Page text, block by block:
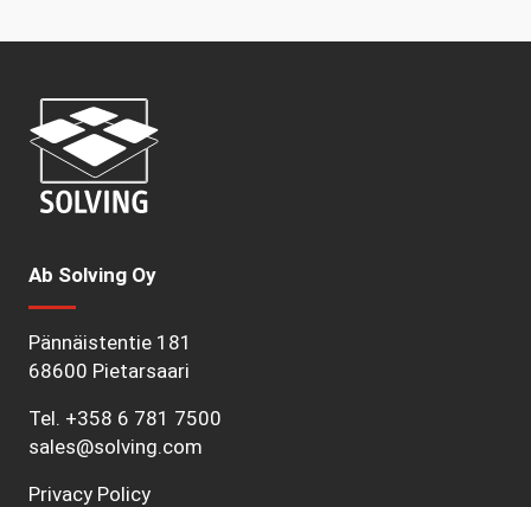
Ab Solving Oy
Pännäistentie 181
68600 Pietarsaari
Tel. +358 6 781 7500
sales@solving.com
Privacy Policy